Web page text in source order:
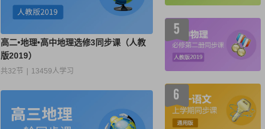
高二•地理•高中地理选修3同步课（人教
版2019）
共32节 13459人学习